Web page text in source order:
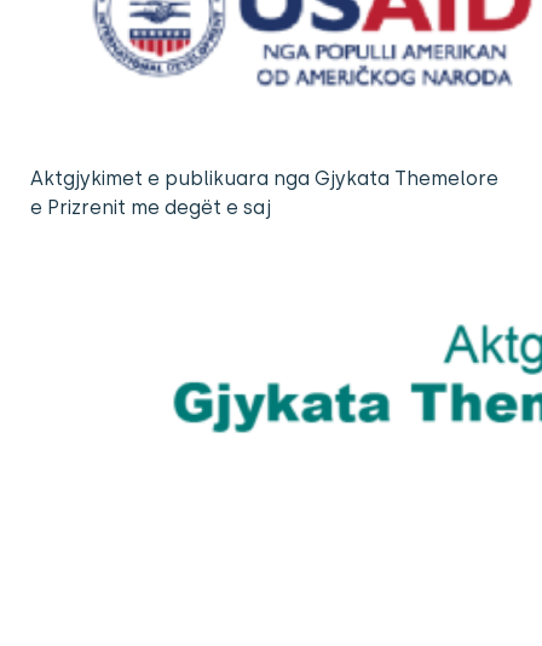
Aktgjykimet e publikuara nga Gjykata Themelore
e Prizrenit me degët e saj